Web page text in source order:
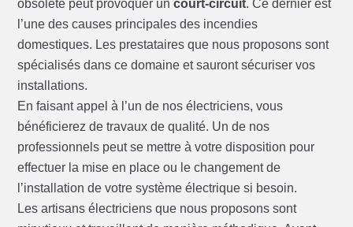
obsolète peut provoquer uncourt-circuit. Ce dernier est
l’une des causes principales des incendies
domestiques. Les prestataires que nous proposons sont
spécialisés dans ce domaine et sauront sécuriser vos
installations.
En faisant appel à l’un de nos électriciens, vous
bénéficierez de travaux de qualité. Un de nos
professionnels peut se mettre à votre disposition pour
effectuer la mise en place ou le changement de
l’installation de votre système électrique si besoin.
Les artisans électriciens que nous proposons sont